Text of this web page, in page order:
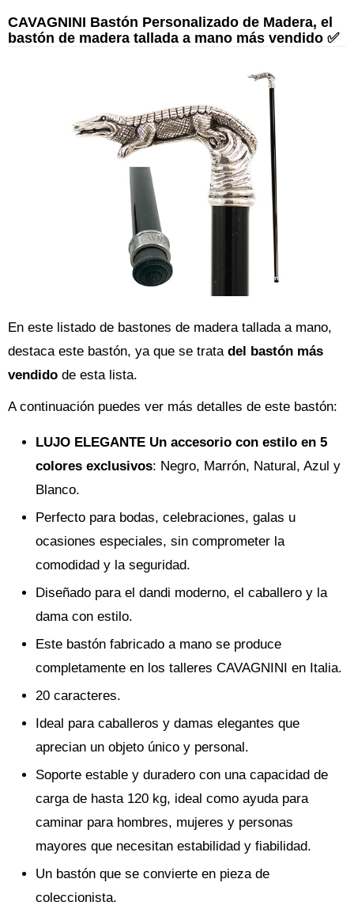
CAVAGNINI Bastón Personalizado de Madera, el
bastón de madera tallada a mano más vendido ✅
En este listado de bastones de madera tallada a mano,
destaca este bastón, ya que se trata del bastón más
vendido de esta lista.
A continuación puedes ver más detalles de este bastón:
LUJO ELEGANTE Un accesorio con estilo en 5
colores exclusivos: Negro, Marrón, Natural, Azul y
Blanco.
Perfecto para bodas, celebraciones, galas u
ocasiones especiales, sin comprometer la
comodidad y la seguridad.
Diseñado para el dandi moderno, el caballero y la
dama con estilo.
Este bastón fabricado a mano se produce
completamente en los talleres CAVAGNINI en Italia.
20 caracteres.
Ideal para caballeros y damas elegantes que
aprecian un objeto único y personal.
Soporte estable y duradero con una capacidad de
carga de hasta 120 kg, ideal como ayuda para
caminar para hombres, mujeres y personas
mayores que necesitan estabilidad y fiabilidad.
Un bastón que se convierte en pieza de
coleccionista.